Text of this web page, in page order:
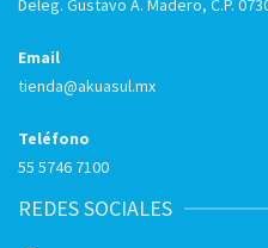
Deleg. Gustavo A. Madero, C.P.
Email
tienda@akuasul.mx
Teléfono
55 5746 7100
REDES SOCIALES